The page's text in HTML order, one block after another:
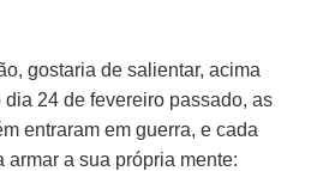
gostaria de salientar, acima
24 de fevereiro passado, as
entraram em guerra, e cada
armar a sua própria mente: